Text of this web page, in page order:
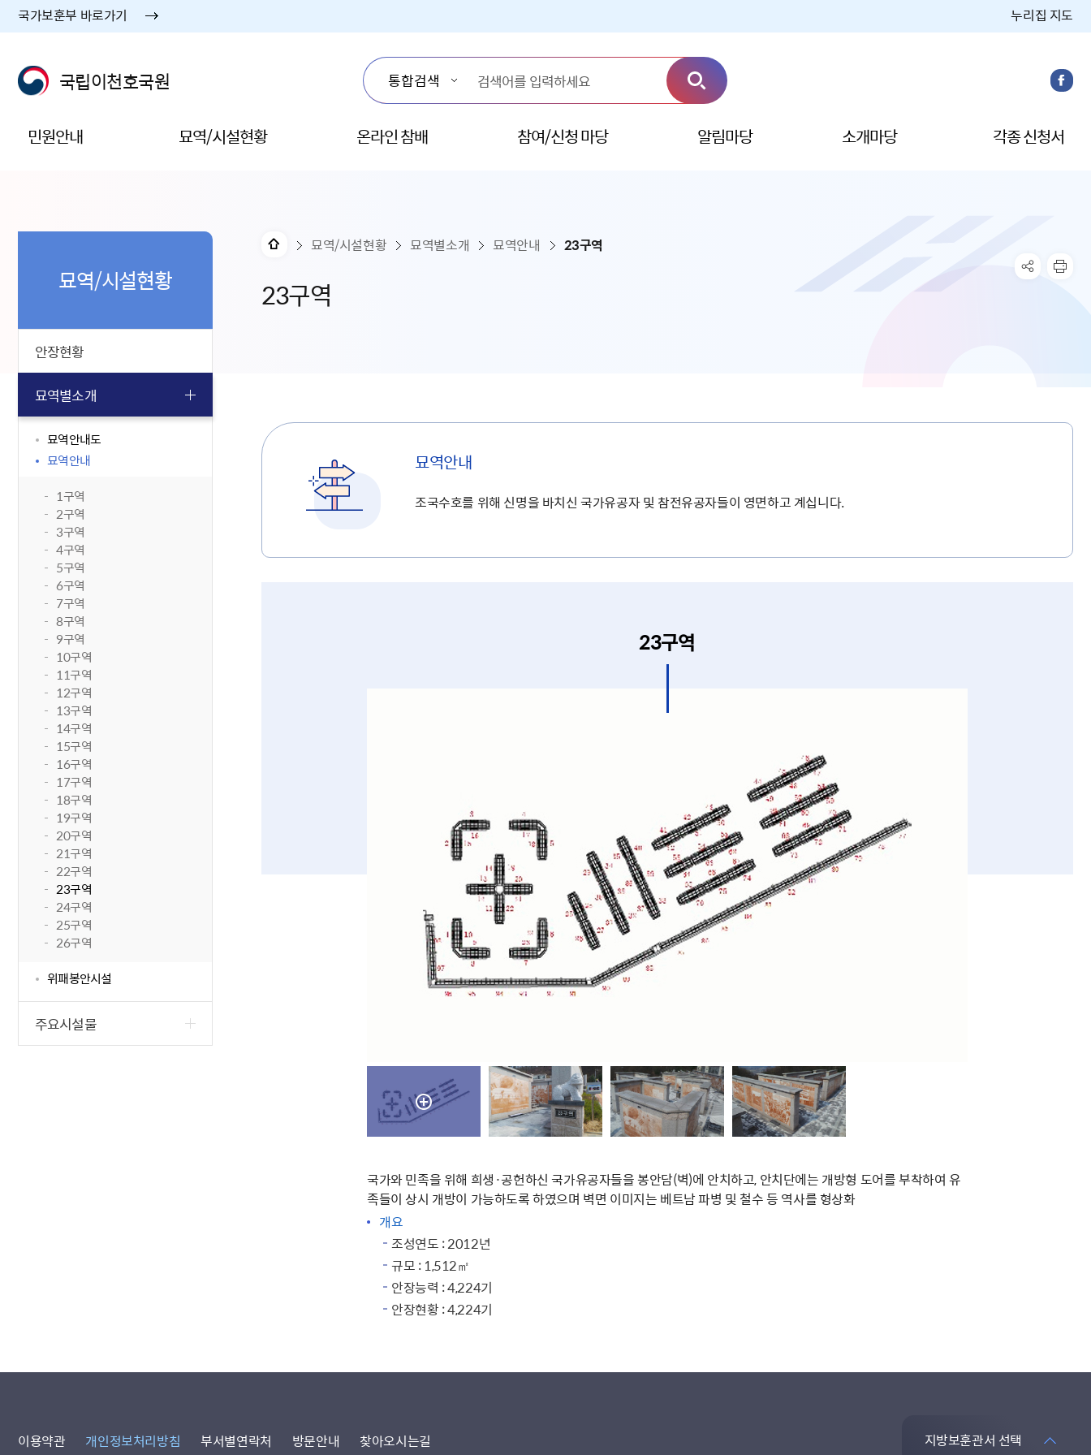
국가보훈부 바로가기 누리집 지도
국립이천호국원
민원안내 묘역/시설현황 온라인 참배 참여/신청 마당 알림마당 소개마당 각종 신청서
23구역
묘역/시설현황 묘역별소개 묘역안내 23구역
묘역/시설현황
안장현황
묘역별소개
묘역안내도
묘역안내
1구역
2구역
3구역
4구역
5구역
6구역
7구역
8구역
9구역
10구역
11구역
12구역
13구역
14구역
15구역
16구역
17구역
18구역
19구역
20구역
21구역
22구역
23구역
24구역
25구역
26구역
위패봉안시설
주요시설물
묘역안내
조국수호를 위해 신명을 바치신 국가유공자 및 참전유공자들이 영면하고 계십니다.
23구역
국가와 민족을 위해 희생·공헌하신 국가유공자들을 봉안담(벽)에 안치하고, 안치단에는 개방형 도어를 부착하여 유
족들이 상시 개방이 가능하도록 하였으며 벽면 이미지는 베트남 파병 및 철수 등 역사를 형상화
개요
조성연도 : 2012년
규모 : 1,512㎡
안장능력 : 4,224기
안장현황 : 4,224기
이용약관 개인정보처리방침 부서별연락처 방문안내 찾아오시는길 지방보훈관서 선택